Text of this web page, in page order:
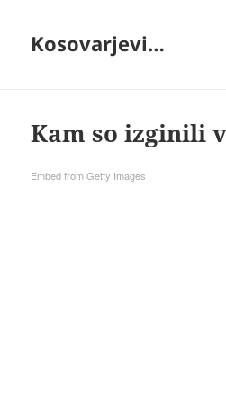
Kosovarjevi…
Kam so izginili
Embed from Getty Images